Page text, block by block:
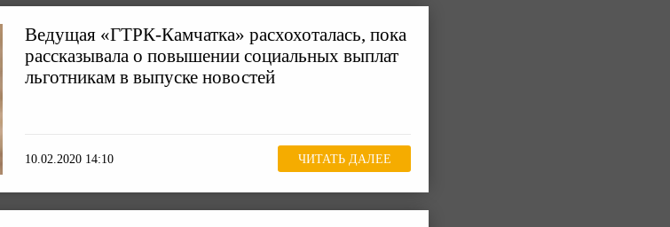
Ведущая «ГТРК-Камчатка» расхохоталась, пока
рассказывала о повышении социальных выплат
льготникам в выпуске новостей
10.02.2020 14:10 ЧИТАТЬ ДАЛЕЕ